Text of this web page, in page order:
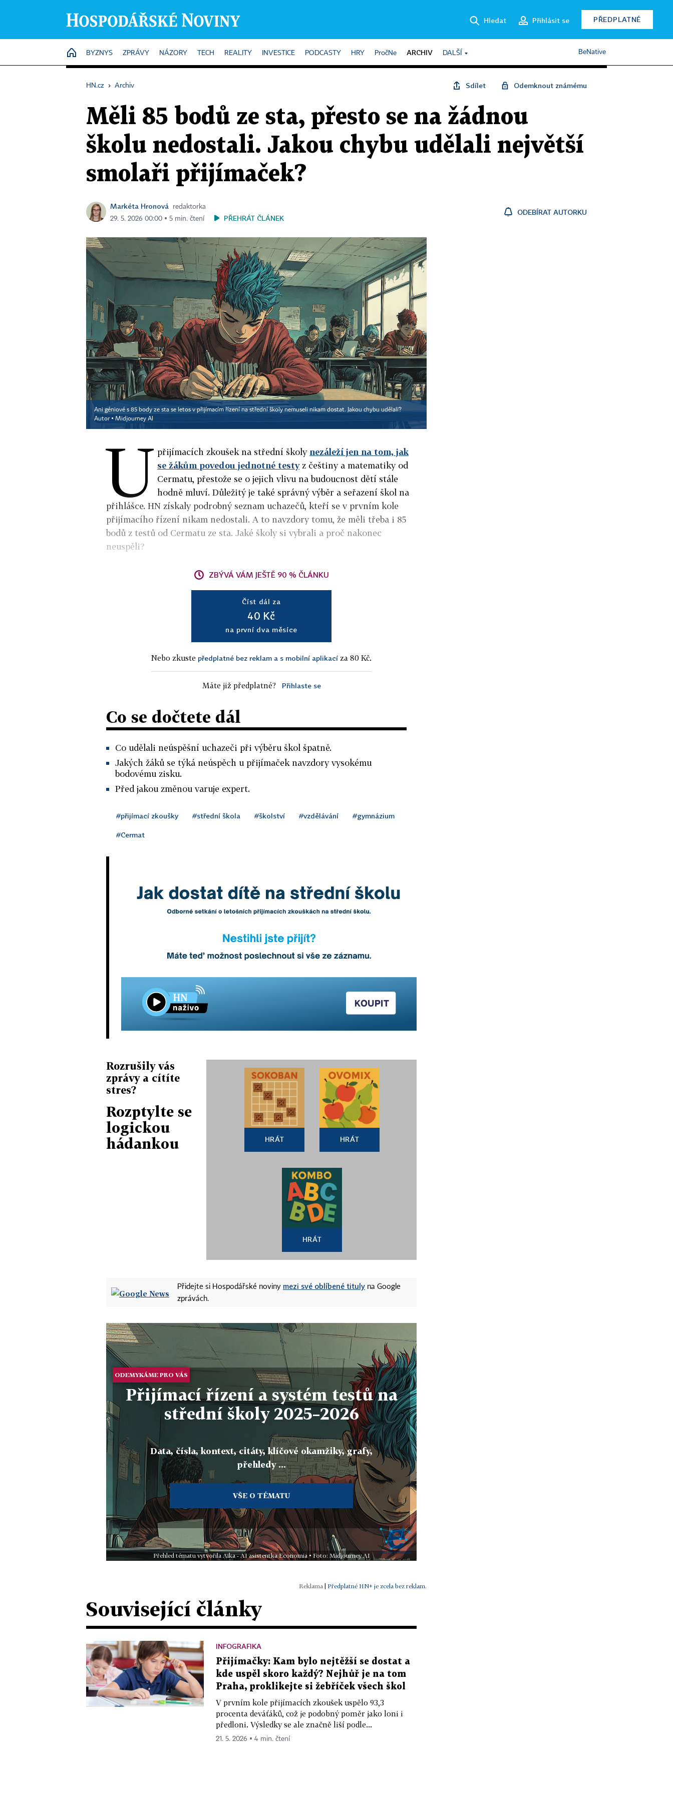
Hledat Přihlásit se PŘEDPLATNÉ
HOME
BYZNYS ZPRÁVY NÁZORY TECH REALITY INVESTICE PODCASTY HRY PročNe ARCHIV DALŠÍ BeNative
HN.cz › Archiv Sdílet Odemknout známému
Měli 85 bodů ze sta, přesto se na žádnou
školu nedostali. Jakou chybu udělali největší
smolaři přijímaček?
Markéta Hronová
redaktorka
29. 5. 2026 00:00 ▪ 5 min. čtení
PŘEHRÁT ČLÁNEK
ODEBÍRAT AUTORKU
Ani géniové s 85 body ze sta se letos v přijímacím řízení na střední školy nemuseli nikam dostat. Jakou chybu udělali?
Autor ▪ Midjourney AI
U přijímacích zkoušek na střední školy nezáleží jen na tom, jak
se žákům povedou jednotné testyz češtiny a matematiky od
Cermatu, přestože se o jejich vlivu na budoucnost dětí stále
hodně mluví. Důležitý je také správný výběr a seřazení škol na
přihlášce. HN získaly podrobný seznam uchazečů, kteří se v prvním kole
přijímacího řízení nikam nedostali. A to navzdory tomu, že měli třeba i 85
bodů z testů od Cermatu ze sta. Jaké školy si vybrali a proč nakonec
neuspěli?
ZBÝVÁ VÁM JEŠTĚ 90 % ČLÁNKU
Číst dál za
40 Kč
na první dva měsíce
Nebo zkuste předplatné bez reklam a s mobilní aplikací za 80 Kč.
Máte již předplatné? Přihlaste se
Co se dočtete dál
Co udělali neúspěšní uchazeči při výběru škol špatně.
Jakých žáků se týká neúspěch u přijímaček navzdory vysokému
bodovému zisku.
Před jakou změnou varuje expert.
#přijímací zkoušky #střední škola #školství #vzdělávání #gymnázium
#Cermat
Rozrušily vás
zprávy a cítíte
stres?
Rozptylte se
logickou
hádankou
HRÁT HRÁT
HRÁT
Přidejte si Hospodářské noviny mezi své oblíbené tituly na Google
zprávách.
ODEMYKÁME PRO VÁS
Přijímací řízení a systém testů na
střední školy 2025–2026
Data, čísla, kontext, citáty, klíčové okamžiky, grafy,
přehledy ...
VŠE O TÉMATU
Přehled tématu vytvořila Aika - AI asistentka Economia • Foto: Midjourney AI
Předplatné HN+ je zcela bez reklam.
Související články
INFOGRAFIKA
Přijímačky: Kam bylo nejtěžší se dostat a
kde uspěl skoro každý? Nejhůř je na tom
Praha, proklikejte si žebříček všech škol
V prvním kole přijímacích zkoušek uspělo 93,3
procenta deváťáků, což je podobný poměr jako loni i
předloni. Výsledky se ale značně liší podle...
21. 5. 2026 ▪ 4 min. čtení